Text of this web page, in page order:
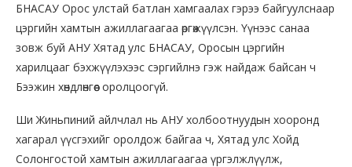
БНАСАУ Орос улстай батлан ​​хамгаалах гэрээ байгуулснаар
цэргийн хамтын ажиллагаагаа өргөжүүлсэн. Үүнээс санаа
зовж буй АНУ Хятад улс БНАСАУ, Оросын цэргийн
харилцааг бэхжүүлэхээс сэргийлнэ гэж найдаж байсан ч
Бээжин хөндлөнгөөс оролцоогүй.
Ши Жиньпиний айлчлал нь АНУ холбоотнуудын хооронд
хагарал үүсгэхийг оролдож байгаа ч, Хятад улс Хойд
Солонгостой хамтын ажиллагаагаа үргэлжлүүлж,